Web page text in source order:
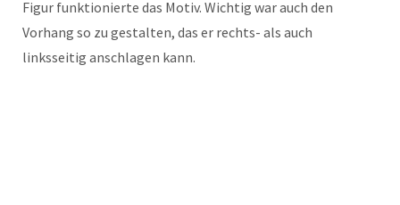
Figur funktionierte das Motiv. Wichtig war auch den
Vorhang so zu gestalten, das er rechts- als auch
linksseitig anschlagen kann.